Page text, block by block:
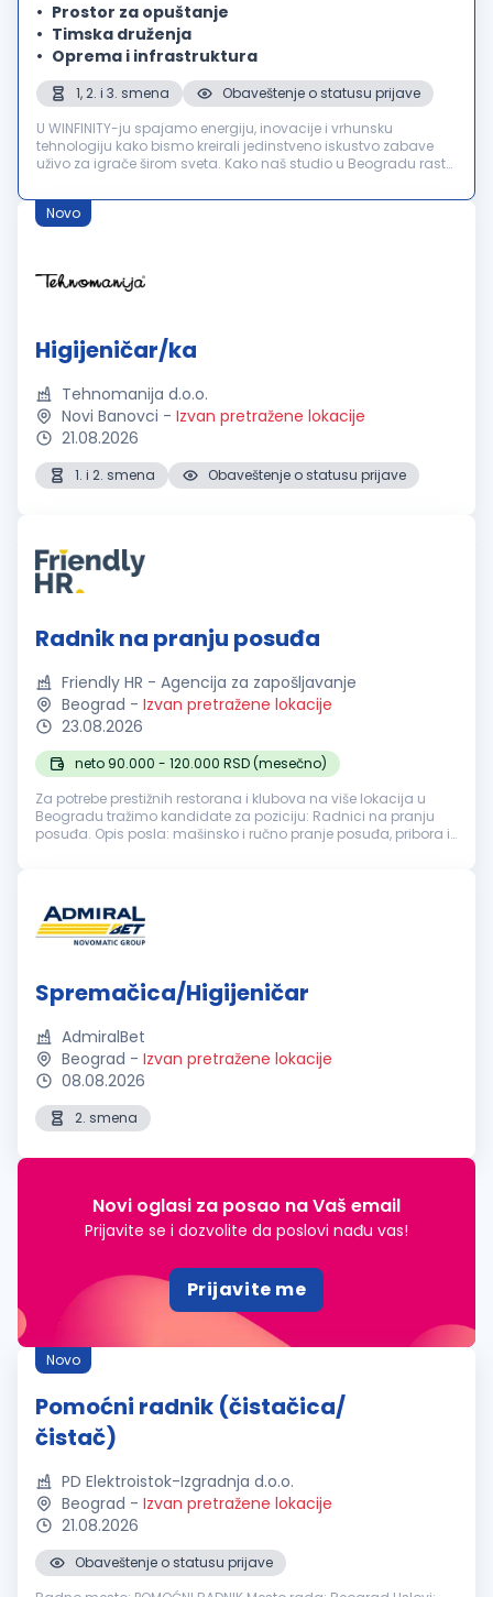
Prostor za opuštanje
Timska druženja
Oprema i infrastruktura
1, 2. i 3. smena
Obaveštenje o statusu prijave
U WINFINITY-ju spajamo energiju, inovacije i vrhunsku
tehnologiju kako bismo kreirali jedinstveno iskustvo zabave
uživo za igrače širom sveta. Kako naš studio u Beogradu raste,
važan de...
Novo
Higijeničar/ka
Tehnomanija d.o.o.
Novi Banovci - Izvan pretražene lokacije
21.08.2026
1. i 2. smena Obaveštenje o statusu prijave
Radnik na pranju posuđa
Friendly HR - Agencija za zapošljavanje
Beograd - Izvan pretražene lokacije
23.08.2026
neto 90.000 - 120.000 RSD (mesečno)
Za potrebe prestižnih restorana i klubova na više lokacija u
Beogradu tražimo kandidate za poziciju: Radnici na pranju
posuđa. Opis posla: mašinsko i ručno pranje posuđa, pribora i
Spremačica/Higijeničar
AdmiralBet
Beograd - Izvan pretražene lokacije
08.08.2026
2. smena
Novi oglasi za posao na Vaš email
Prijavite se i dozvolite da poslovi nađu vas!
Prijavite me
Novo
Pomoćni radnik (čistačica/
čistač)
PD Elektroistok-Izgradnja d.o.o.
Beograd - Izvan pretražene lokacije
21.08.2026
Obaveštenje o statusu prijave